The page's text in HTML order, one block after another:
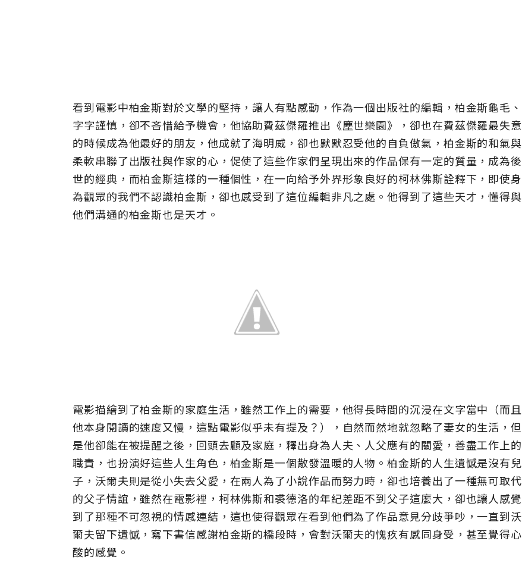
看到電影中柏金斯對於文學的堅持，讓人有點感動，作為一個出版社的編輯，柏金斯龜毛、
字字謹慎，卻不吝惜給予機會，他協助費茲傑羅推出《塵世樂園》，卻也在費茲傑羅最失意
的時候成為他最好的朋友，他成就了海明威，卻也默默忍受他的自負傲氣，柏金斯的和氣與
柔軟串聯了出版社與作家的心，促使了這些作家們呈現出來的作品保有一定的質量，成為後
世的經典，而柏金斯這樣的一種個性，在一向給予外界形象良好的柯林佛斯詮釋下，即使身
為觀眾的我們不認識柏金斯，卻也感受到了這位編輯非凡之處。他得到了這些天才，懂得與
他們溝通的柏金斯也是天才。
電影描繪到了柏金斯的家庭生活，雖然工作上的需要，他得長時間的沉浸在文字當中（而且
他本身閱讀的速度又慢，這點電影似乎未有提及？），自然而然地就忽略了妻女的生活，但
是他卻能在被提醒之後，回頭去顧及家庭，釋出身為人夫、人父應有的關愛，善盡工作上的
職責，也扮演好這些人生角色，柏金斯是一個散發溫暖的人物。柏金斯的人生遺憾是沒有兒
子，沃爾夫則是從小失去父愛，在兩人為了小說作品而努力時，卻也培養出了一種無可取代
的父子情誼，雖然在電影裡，柯林佛斯和裘德洛的年紀差距不到父子這麼大，卻也讓人感覺
到了那種不可忽視的情感連結，這也使得觀眾在看到他們為了作品意見分歧爭吵，一直到沃
爾夫留下遺憾，寫下書信感謝柏金斯的橋段時，會對沃爾夫的愧疚有感同身受，甚至覺得心
酸的感覺。